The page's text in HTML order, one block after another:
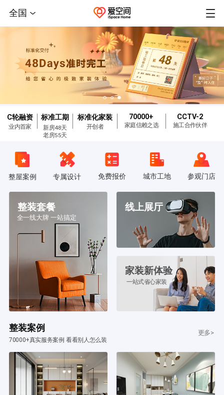
全国
C轮融资
业内首家
标准工期
新房48天
老房55天
标准化家装
开创者
70000+
家庭信赖之选
CCTV-2
施工合作伙伴
整屋案例 专属设计 免费报价 城市工地 参观门店
整装套餐
全一线大牌 一站搞定
线上展厅
家装新体验
一站式省心家装
整装案例
70000+真实服务案例 看看别人怎么装
更多>